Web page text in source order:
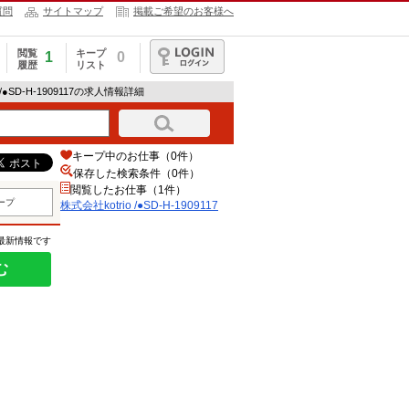
問 サイトマップ 掲載ご希望のお客様へ
閲覧
履歴
1
キープ
リスト
0
ログイン
H-1909117の求人情報詳細
プ
新情報です
キープ中のお仕事（0件）
保存した検索条件（0件）
閲覧したお仕事（1件）
株式会社kotrio /●SD-H-1909117